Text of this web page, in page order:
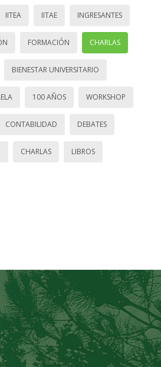
IITEA IITAE INGRESANTES
FORMACIÓN CHARLAS
BIENESTAR UNIVERSITARIO
100 AÑOS WORKSHOP
CONTABILIDAD DEBATES
CHARLAS LIBROS